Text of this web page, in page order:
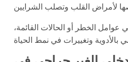
عوامل الخطر أو الحالات القائمة،